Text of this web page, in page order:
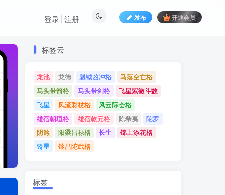
发布 开通会员
登录 注册
标签云
龙池 龙德 魁钺凶冲格
马落空亡格
马头带箭格
马头带剑格
飞星紫微斗数
飞星
风流彩杖格
风云际会格
雄宿朝垣格
雄宿乾元格 陈希夷
陀罗
阴煞
阳梁昌禄格 长生
锦上添花格
铃星
铃昌陀武格
标签云
龙池 龙德 魁钺凶冲格
马落空亡格
马头带箭格
马头带剑格
飞星紫微斗数
飞星
风流彩杖格
风云际会格
雄宿朝垣格
雄宿乾元格 陈希夷
陀罗
阴煞
阳梁昌禄格 长生
锦上添花格
铃星
铃昌陀武格
标签